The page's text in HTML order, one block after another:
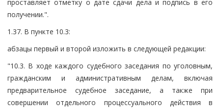
проставляет отметку о дате сдачи дела и подпись в его
получении.".
1.37. В пункте 10.3:
абзацы первый и второй изложить в следующей редакции:
"10.3. В ходе каждого судебного заседания по уголовным,
гражданским и административным делам, включая
предварительное судебное заседание, а также при
совершении отдельного процессуального действия в